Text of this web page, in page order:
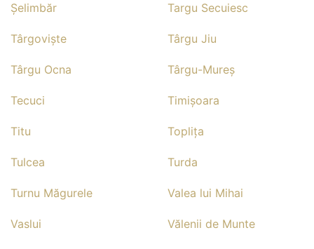
Şelimbăr Targu Secuiesc
Târgovişte Târgu Jiu
Târgu Ocna Târgu-Mureş
Tecuci Timişoara
Titu Topliţa
Tulcea Turda
Turnu Măgurele Valea lui Mihai
Vaslui Vălenii de Munte